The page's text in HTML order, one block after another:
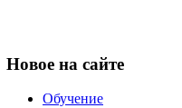
Новое на сайте
Обучение